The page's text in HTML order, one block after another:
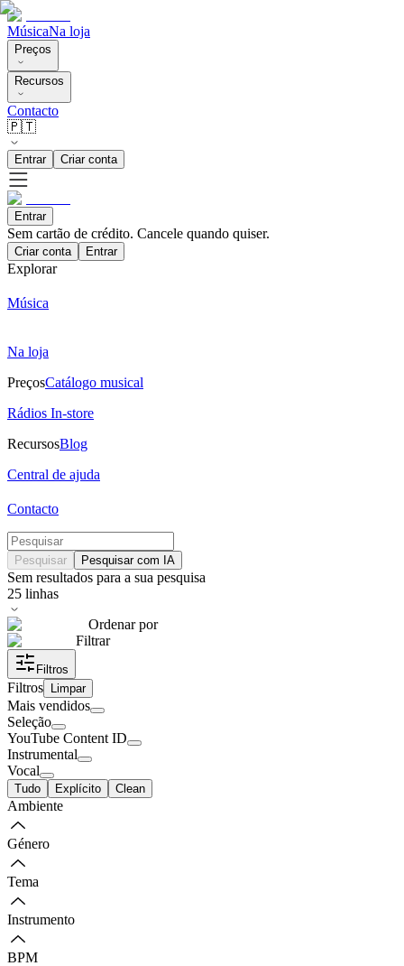
MúsicaNa loja
Preços
Recursos
Contacto
🇵🇹
Entrar Criar conta
Entrar
Sem cartão de crédito. Cancele quando quiser.
Criar conta Entrar
Explorar
Música
Na loja
PreçosCatálogo musical
Rádios In-store
RecursosBlog
Central de ajuda
Contacto
Pesquisar Pesquisar com IA
Sem resultados para a sua pesquisa
25 linhas
Ordenar por
Filtrar
Filtros
Filtros Limpar
Mais vendidos
Seleção
YouTube Content ID
Instrumental
Vocal
Tudo Explícito Clean
Ambiente
Género
Tema
Instrumento
BPM